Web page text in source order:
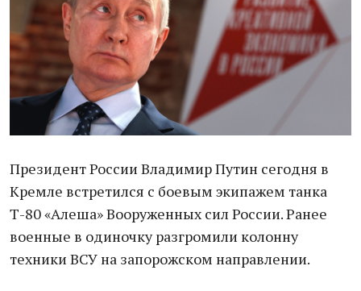
Президент России Владимир Путин сегодня в
Кремле встретился с боевым экипажем танка
Т-80 «Алеша» Вооруженных сил России. Ранее
военные в одиночку разгромили колонну
техники ВСУ на запорожском направлении.